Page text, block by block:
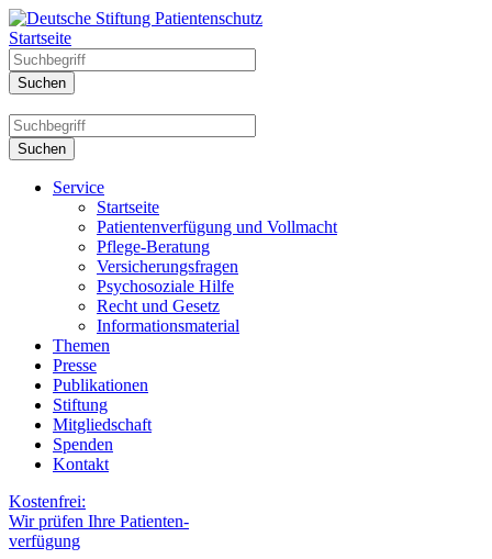
Startseite
Service
Startseite
Patientenverfügung und Vollmacht
Pflege-Beratung
Versicherungsfragen
Psychosoziale Hilfe
Recht und Gesetz
Informationsmaterial
Themen
Presse
Publikationen
Stiftung
Mitgliedschaft
Spenden
Kontakt
Kostenfrei:
Wir prüfen Ihre Patienten-
verfügung